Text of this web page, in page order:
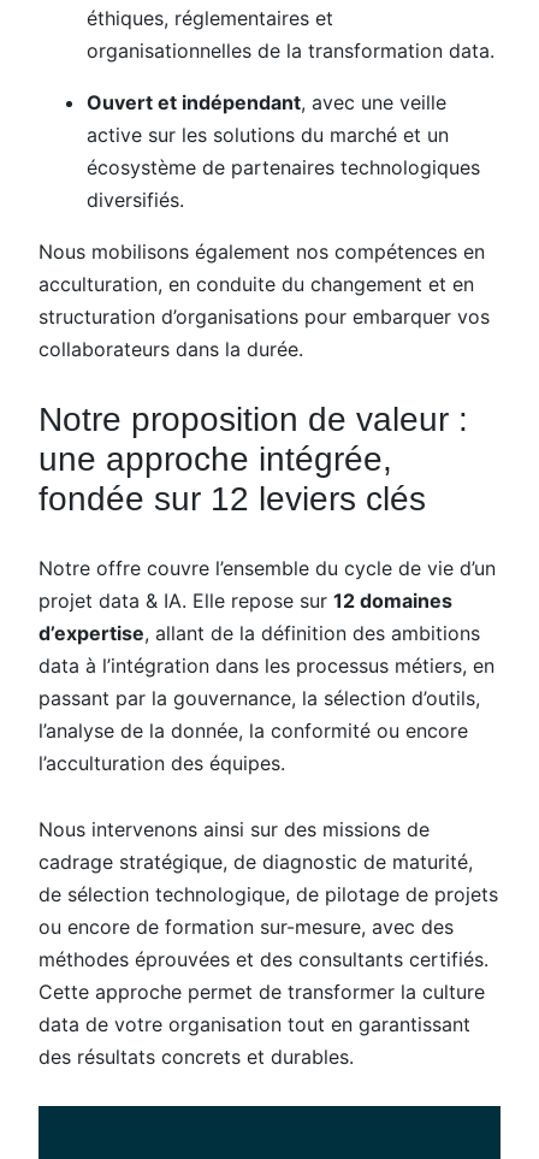
éthiques, réglementaires et
organisationnelles de la transformation data.
Ouvert et indépendant, avec une veille
active sur les solutions du marché et un
écosystème de partenaires technologiques
diversifiés.
Nous mobilisons également nos compétences en
acculturation, en conduite du changement et en
structuration d’organisations pour embarquer vos
collaborateurs dans la durée.
Notre proposition de valeur :
une approche intégrée,
fondée sur 12 leviers clés
Notre offre couvre l’ensemble du cycle de vie d’un
projet data & IA. Elle repose sur 12 domaines
d’expertise, allant de la définition des ambitions
data à l’intégration dans les processus métiers, en
passant par la gouvernance, la sélection d’outils,
l’analyse de la donnée, la conformité ou encore
l’acculturation des équipes.
Nous intervenons ainsi sur des missions de
cadrage stratégique, de diagnostic de maturité,
de sélection technologique, de pilotage de projets
ou encore de formation sur-mesure, avec des
méthodes éprouvées et des consultants certifiés.
Cette approche permet de transformer la culture
data de votre organisation tout en garantissant
des résultats concrets et durables.